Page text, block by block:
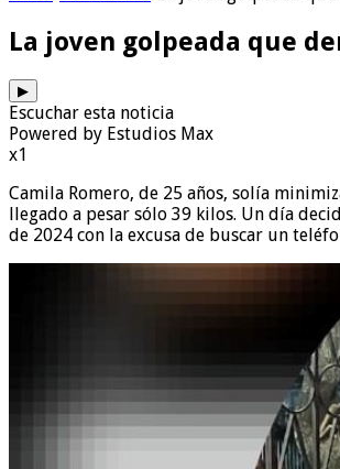
La joven golpeada que
▶
Escuchar esta noticia
Powered by Estudios Max
x1
Camila Romero, de 25 años, solía
llegado a pesar sólo 39 kilos. Un día
de 2024 con la excusa de buscar un